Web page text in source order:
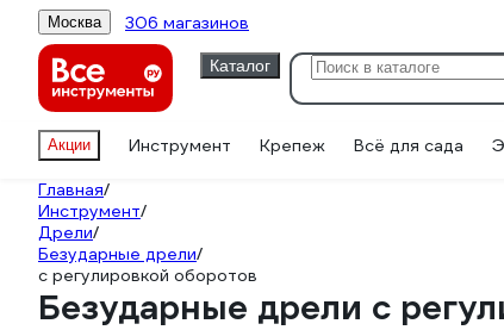
Москва 306 магазинов
Каталог
Акции Инструмент Крепеж Всё для сада
Главная/
Инструмент/
Дрели/
Безударные дрели/
с регулировкой оборотов
Безударные дрели с